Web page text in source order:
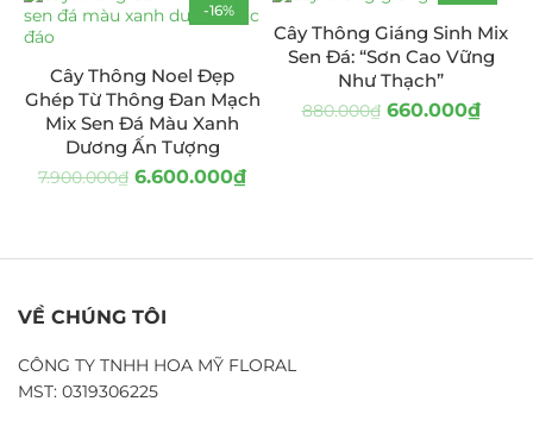
-16%
Cây Thông Noel Đẹp
Ghép Từ Thông Đan Mạch
Mix Sen Đá Màu Xanh
Dương Ấn Tượng
7.900.000₫ 6.600.000₫
-25%
Cây Thông Giáng Sinh Mix
Sen Đá: “Sơn Cao Vững
Như Thạch”
880.000₫ 660.000₫
VỀ CHÚNG TÔI
CÔNG TY TNHH HOA MỸ FLORAL
MST: 0319306225